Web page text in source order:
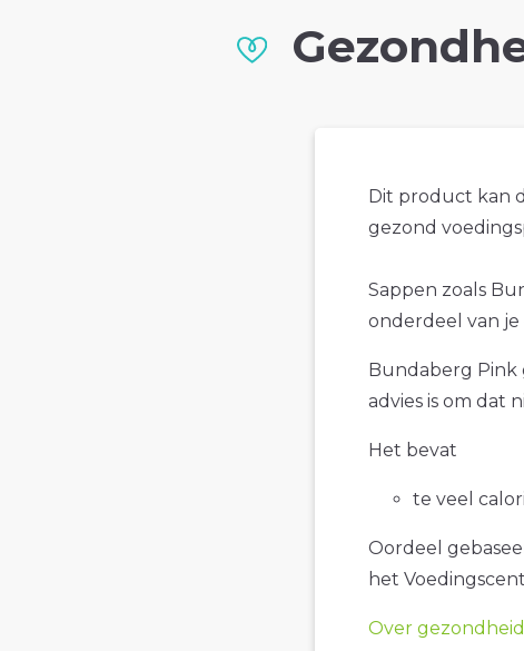
Dit product kan
gezond
Sappen zoals
onderdeel van je
Bundaberg Pink
advies is om dat
Het bevat
te veel
Oordeel
het
Over